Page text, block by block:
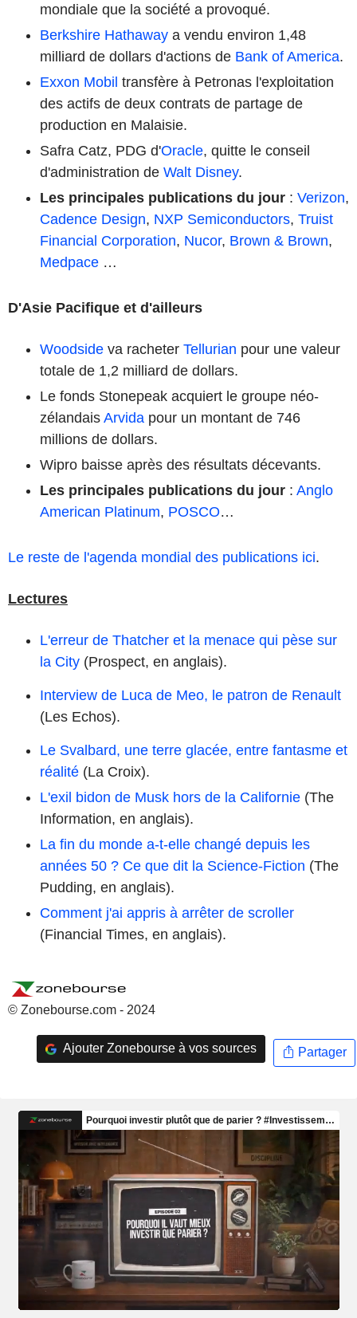
mondiale que la société a provoqué.
Berkshire Hathaway a vendu environ 1,48
milliard de dollars d'actions de Bank of America.
Exxon Mobil transfère à Petronas l'exploitation
des actifs de deux contrats de partage de
production en Malaisie.
Safra Catz, PDG d'Oracle, quitte le conseil
d'administration de Walt Disney.
Les principales publications du jour : Verizon,
Cadence Design, NXP Semiconductors, Truist
Financial Corporation, Nucor, Brown & Brown,
Medpace …
D'Asie Pacifique et d'ailleurs
Woodside va racheter Tellurian pour une valeur
totale de 1,2 milliard de dollars.
Le fonds Stonepeak acquiert le groupe néo-
zélandais Arvida pour un montant de 746
millions de dollars.
Wipro baisse après des résultats décevants.
Les principales publications du jour : Anglo
American Platinum, POSCO…
Le reste de l'agenda mondial des publications ici.
Lectures
L'erreur de Thatcher et la menace qui pèse sur
la City (Prospect, en anglais).
Interview de Luca de Meo, le patron de Renault
(Les Echos).
Le Svalbard, une terre glacée, entre fantasme et
réalité (La Croix).
L'exil bidon de Musk hors de la Californie (The
Information, en anglais).
La fin du monde a-t-elle changé depuis les
années 50 ? Ce que dit la Science-Fiction (The
Pudding, en anglais).
Comment j'ai appris à arrêter de scroller
(Financial Times, en anglais).
© Zonebourse.com - 2024
Ajouter Zonebourse à vos sources Partager